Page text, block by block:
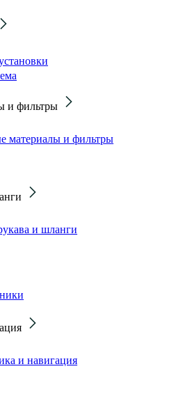
и фильтры
материалы и фильтры
и шланги
и навигация